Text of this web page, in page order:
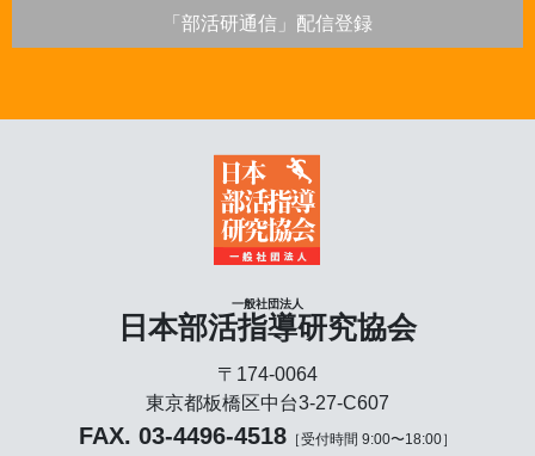
「部活研通信」配信登録
一般社団法人
日本部活指導研究協会
〒174-0064
東京都板橋区中台3-27-C607
FAX. 03-4496-4518 ［受付時間 9:00〜18:00］